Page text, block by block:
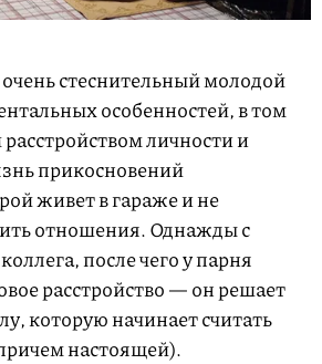
стеснительный молодой
особенностей, в том
личности и
прикосновений
живет в гараже и не
отношения. Однажды с
после чего у парня
расстройство — он решает
которую начинает считать
настоящей).